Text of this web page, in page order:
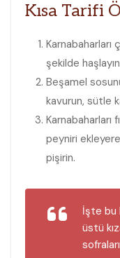
Kısa Tarifi
Karnabaharları
şekilde
Beşamel
kavurun, sütle
Karnabaharları
peyniri
pişirin.
İşte bu
üstü